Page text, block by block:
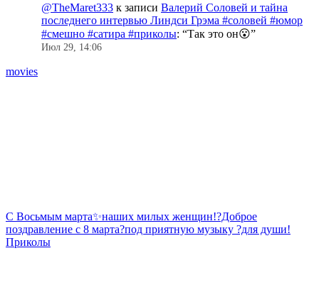
@TheMaret333 к записи Валерий Соловей и тайна
последнего интервью Линдси Грэма #соловей #юмор
#смешно #сатира #приколы: “Так это он😮”
Июл 29, 14:06
movies
С Восьмым марта✨наших милых женщин!?Доброе
поздравление с 8 марта?под приятную музыку ?для души!
Приколы